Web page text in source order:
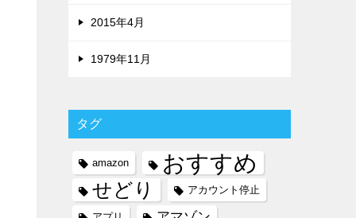
2015年4月
1979年11月
タグ
amazon おすすめ
せどり アカウント停止